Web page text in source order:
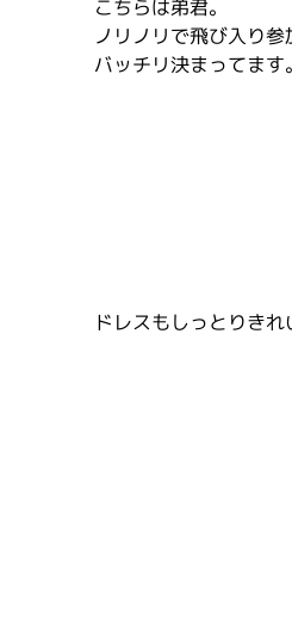
こちらは弟君。
ノリノリで飛び入り参
バッチリ決まってます。
ドレスもしっとりきれ